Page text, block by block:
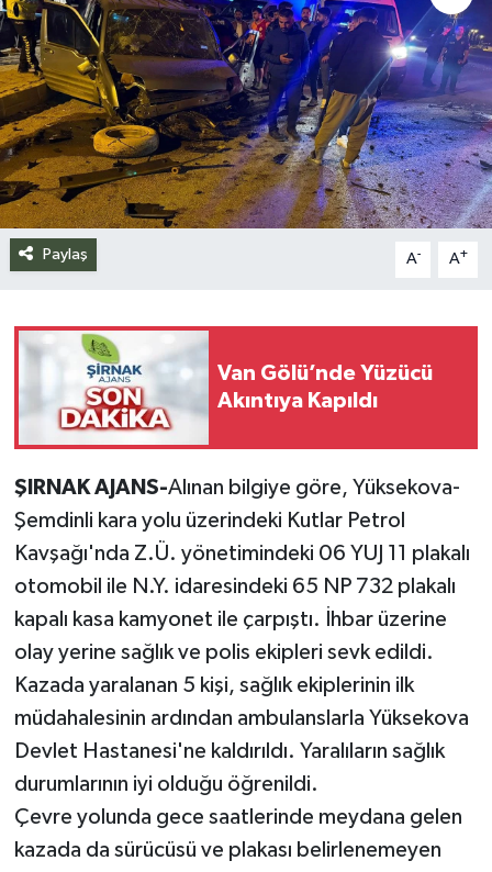
Paylaş A- A+
Van Gölü’nde Yüzücü
Akıntıya Kapıldı
ŞIRNAK AJANS-Alınan bilgiye göre, Yüksekova-
Şemdinli kara yolu üzerindeki Kutlar Petrol
Kavşağı'nda Z.Ü. yönetimindeki 06 YUJ 11 plakalı
otomobil ile N.Y. idaresindeki 65 NP 732 plakalı
kapalı kasa kamyonet ile çarpıştı. İhbar üzerine
olay yerine sağlık ve polis ekipleri sevk edildi.
Kazada yaralanan 5 kişi, sağlık ekiplerinin ilk
müdahalesinin ardından ambulanslarla Yüksekova
Devlet Hastanesi'ne kaldırıldı. Yaralıların sağlık
durumlarının iyi olduğu öğrenildi.
Çevre yolunda gece saatlerinde meydana gelen
kazada da sürücüsü ve plakası belirlenemeyen
Siyaset
Spor
Teknoloji
Yazarlar